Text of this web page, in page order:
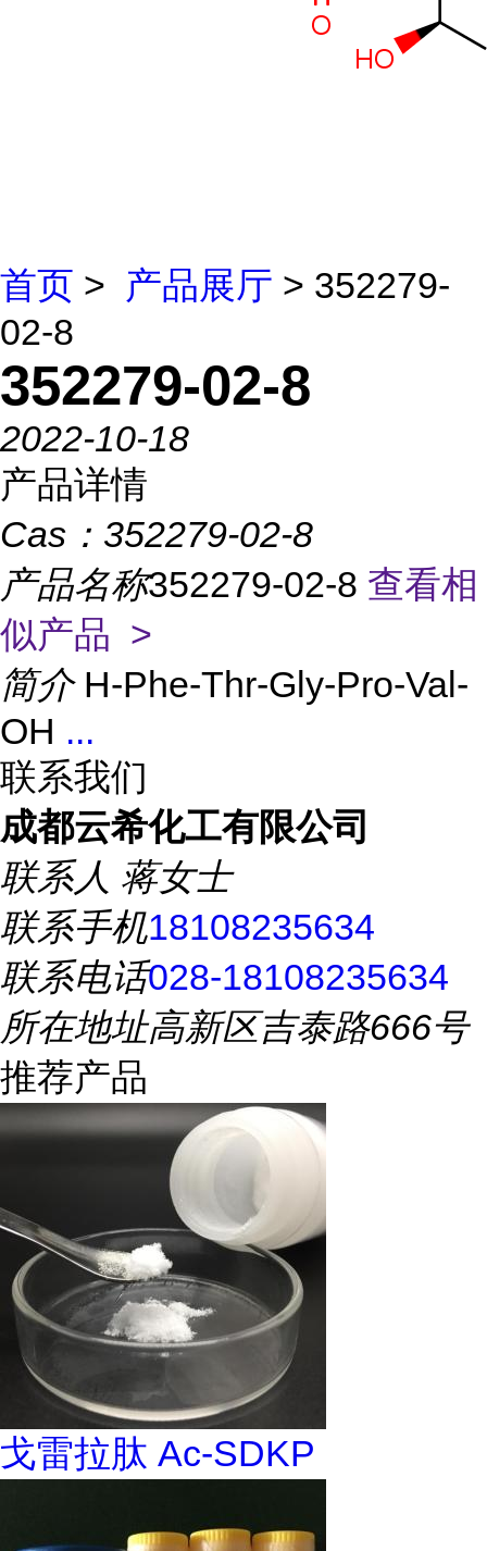
首页 > 产品展厅 > 352279-
02-8
352279-02-8
2022-10-18
产品详情
Cas： 352279-02-8
产品名称352279-02-8 查看相
似产品 >
简介 H-Phe-Thr-Gly-Pro-Val-
OH ...
联系我们
成都云希化工有限公司
联系人 蒋女士
联系手机18108235634
联系电话028-18108235634
所在地址高新区吉泰路666号
推荐产品
戈雷拉肽 Ac-SDKP